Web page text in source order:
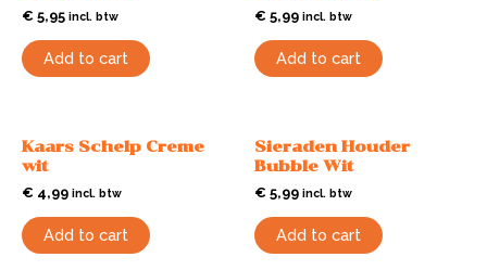
€ 5,95 incl. btw
Add to cart
€ 5,99 incl. btw
Add to cart
Kaars Schelp Creme
wit
€ 4,99 incl. btw
Add to cart
Sieraden Houder
Bubble Wit
€ 5,99 incl. btw
Add to cart